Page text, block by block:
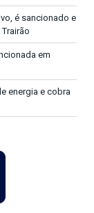
é sancionado e
em
energia e cobra